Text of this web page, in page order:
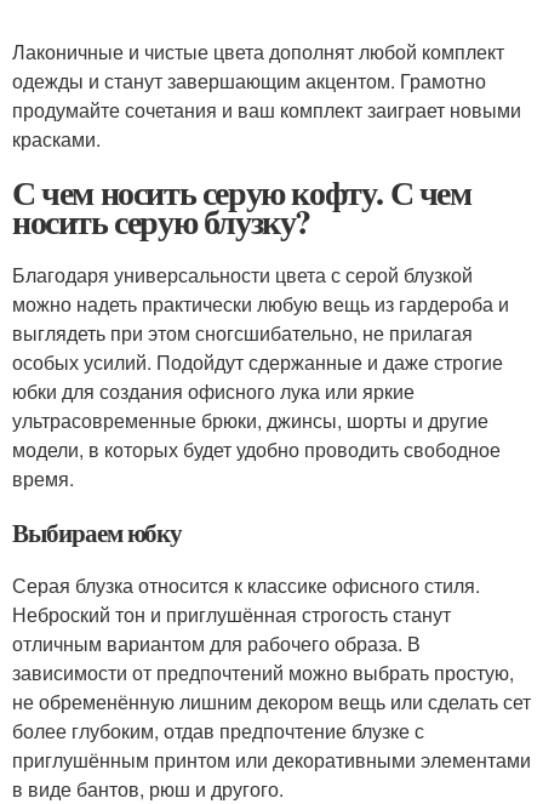
Лаконичные и чистые цвета дополнят любой комплект
одежды и станут завершающим акцентом. Грамотно
продумайте сочетания и ваш комплект заиграет новыми
красками.
С чем носить серую кофту. С чем
носить серую блузку?
Благодаря универсальности цвета с серой блузкой
можно надеть практически любую вещь из гардероба и
выглядеть при этом сногсшибательно, не прилагая
особых усилий. Подойдут сдержанные и даже строгие
юбки для создания офисного лука или яркие
ультрасовременные брюки, джинсы, шорты и другие
модели, в которых будет удобно проводить свободное
время.
Выбираем юбку
Серая блузка относится к классике офисного стиля.
Неброский тон и приглушённая строгость станут
отличным вариантом для рабочего образа. В
зависимости от предпочтений можно выбрать простую,
не обременённую лишним декором вещь или сделать сет
более глубоким, отдав предпочтение блузке с
приглушённым принтом или декоративными элементами
в виде бантов, рюш и другого.